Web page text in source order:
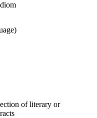
of literary or